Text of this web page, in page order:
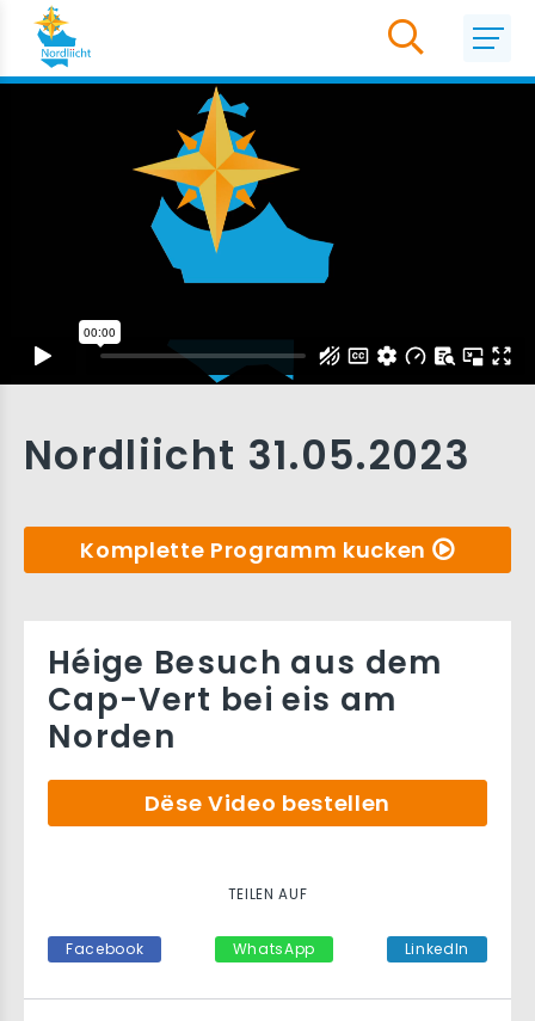
Nordliicht 31.05.2023
Komplette Programm kucken
Héige Besuch aus dem
Cap-Vert bei eis am
Norden
Dëse Video bestellen
TEILEN AUF
Facebook WhatsApp LinkedIn